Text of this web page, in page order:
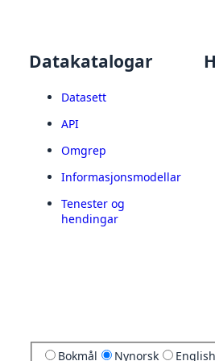
Datakatalogar
Datasett
API
Omgrep
Informasjonsmodellar
Tenester og
hendingar
Bokmål Nynorsk English